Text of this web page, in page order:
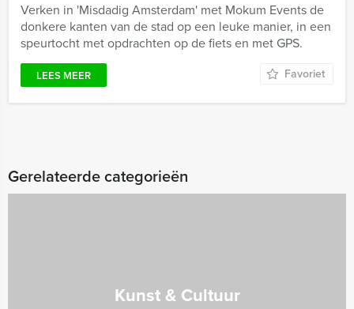
Verken in 'Misdadig Amsterdam' met Mokum Events de
donkere kanten van de stad op een leuke manier, in een
speurtocht met opdrachten op de fiets en met GPS.
LEES MEER Favoriet
Gerelateerde categorieën
Kunst & Cultuur